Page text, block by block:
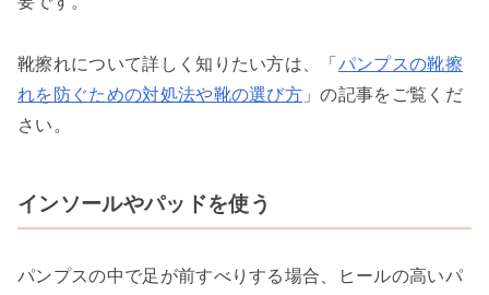
靴擦れについて詳しく知りたい方は、「 パンプスの靴擦
れを防ぐための対処法や靴の選び方 」の記事をご覧くだ
さい。
インソールやパッドを使う
パンプスの中で足が前すべりする場合、ヒールの高いパ